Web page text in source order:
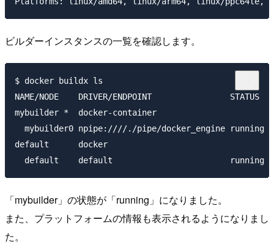
ビルダーインスタンスの一覧を確認します。
$ docker buildx ls
NAME/NODE    DRIVER/ENDPOINT                STATUS
mybuilder *  docker-container
mybuilder0 npipe:////./pipe/docker_engine running
default      docker
「mybuilder」の状態が「running」になりました。
また、プラットフォームの情報も表示されるようになりまし
た。